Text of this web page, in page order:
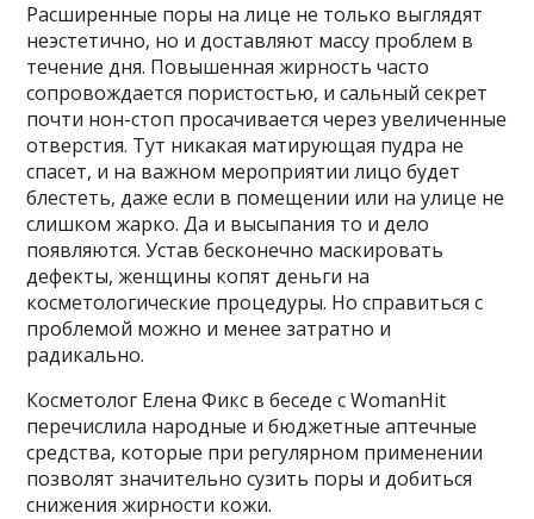
Расширенные поры на лице не только выглядят
неэстетично, но и доставляют массу проблем в
течение дня. Повышенная жирность часто
сопровождается пористостью, и сальный секрет
почти нон-стоп просачивается через увеличенные
отверстия. Тут никакая матирующая пудра не
спасет, и на важном мероприятии лицо будет
блестеть, даже если в помещении или на улице не
слишком жарко. Да и высыпания то и дело
появляются. Устав бесконечно маскировать
дефекты, женщины копят деньги на
косметологические процедуры. Но справиться с
проблемой можно и менее затратно и
радикально.
Косметолог Елена Фикс в беседе с WomanHit
перечислила народные и бюджетные аптечные
средства, которые при регулярном применении
позволят значительно сузить поры и добиться
снижения жирности кожи.